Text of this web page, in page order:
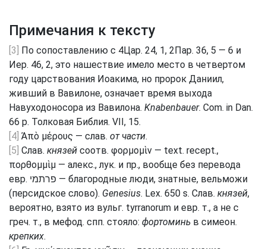
Примечания к тексту
[3] По сопоставлению с 4Цар. 24, 1, 2Пар. 36, 5 — 6 и
Иер. 46, 2, это нашествие имело место в четвертом
году царствования Иоакима, но пророк Даниил,
живший в Вавилоне, означает время выхода
Навуходоносора из Вавилона. Knabenbauer. Com. in Dan.
66 р. Толковая Библия. VII, 15.
[4] Ἀπὸ μέρους — слав. от части.
[5] Слав. князей соотв. φορμομὶν — text. recept.,
πορθομμὶμ — алекс., лук. и пр., вообще без перевода
евр. פרתמי — благородные люди, знатные, вельможи
(персидское слово). Genesius. Lex. 650 s. Слав. князей,
вероятно, взято из вульг. tyrranorum и евр. т., а не с
греч. т., в мефод. спп. стояло: фортоминь в симеон.
крепких.